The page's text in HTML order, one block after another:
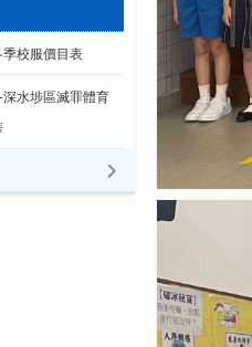
校服價目表
水埗區滅罪體育